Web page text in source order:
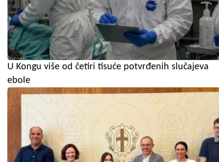
U Kongu više od četiri tisuće potvrđenih slučajeva
ebole